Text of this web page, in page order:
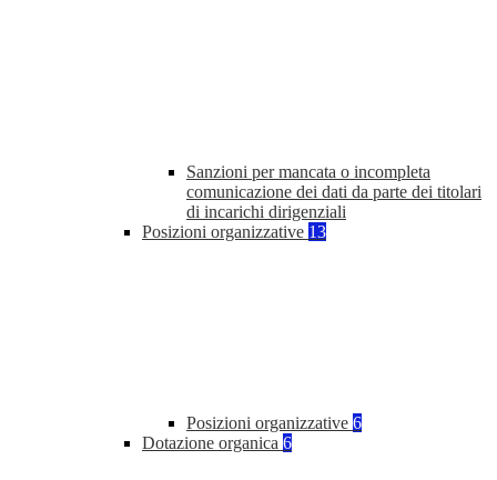
Sanzioni per mancata o incompleta
comunicazione dei dati da parte dei titolari
di incarichi dirigenziali
Posizioni organizzative 13
Posizioni organizzative 6
Dotazione organica 6